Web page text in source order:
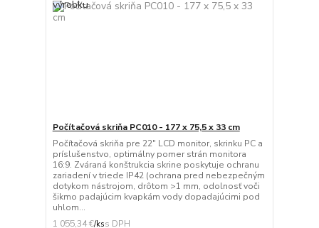
Počítačová skriňa PC010 - 177 x 75,5 x 33 cm
Počítačová skriňa pre 22" LCD monitor, skrinku PC a
príslušenstvo, optimálny pomer strán monitora
16:9. Zváraná konštrukcia skrine poskytuje ochranu
zariadení v triede IP42 (ochrana pred nebezpečným
dotykom nástrojom, drôtom >1 mm, odolnosť voči
šikmo padajúcim kvapkám vody dopadajúcimi pod
uhlom...
1 055,34 €/ks